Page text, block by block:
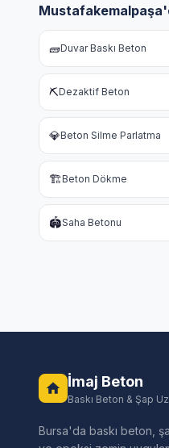
🧱Duvar Baskı Beton
⛏️Dezaktif Beton
💎Beton Silme Parlatma
🏗️Beton Dökme
🏟️Saha Betonu
İmaj Beton
Baskı Beton & Şap
Bursa'da baskı beton,